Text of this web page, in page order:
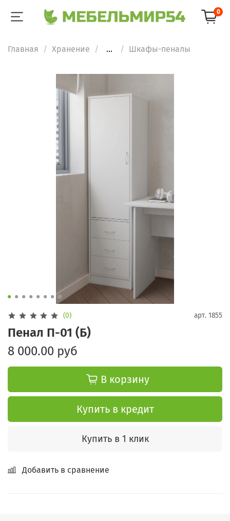
0
Главная Хранение ... Шкафы-пеналы
(0) арт. 1855
Пенал П-01 (Б)
8 000.00 руб
В корзину
Купить в кредит
Купить в 1 клик
Добавить в сравнение